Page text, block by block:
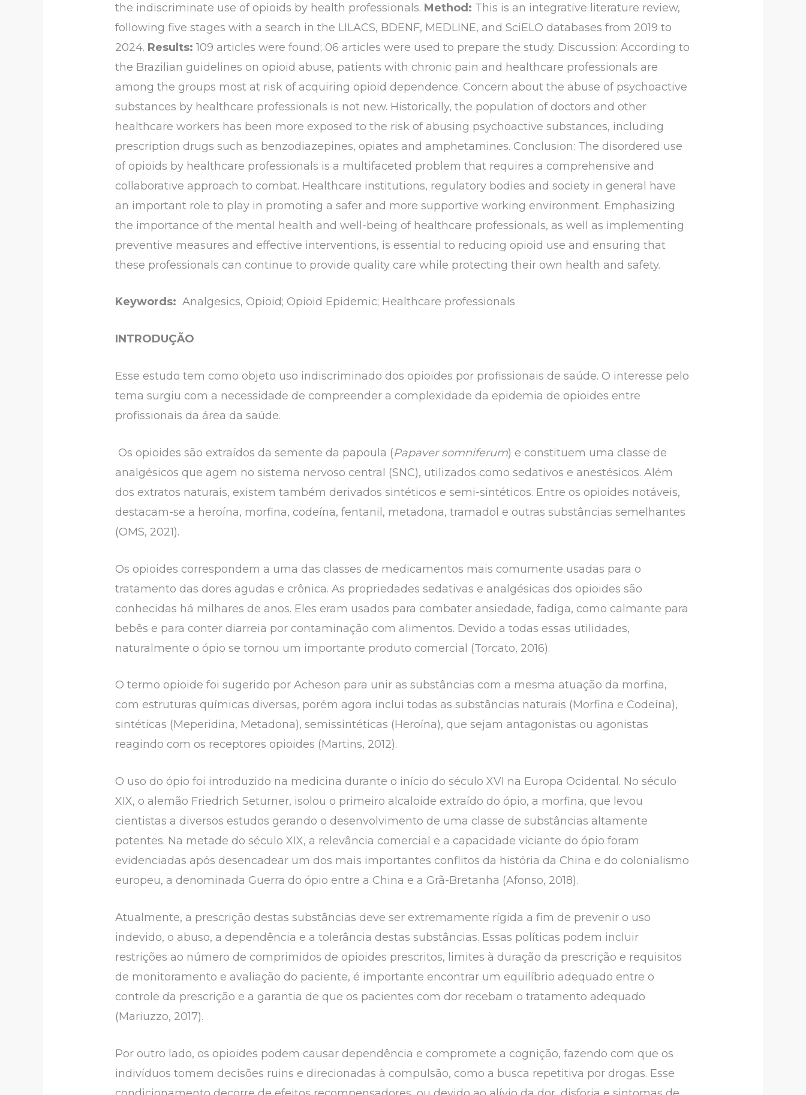
the indiscriminate use of opioids by health professionals. Method: This is an integrative literature review,
following five stages with a search in the LILACS, BDENF, MEDLINE, and SciELO databases from 2019 to
2024. Results: 109 articles were found; 06 articles were used to prepare the study. Discussion: According to
the Brazilian guidelines on opioid abuse, patients with chronic pain and healthcare professionals are
among the groups most at risk of acquiring opioid dependence. Concern about the abuse of psychoactive
substances by healthcare professionals is not new. Historically, the population of doctors and other
healthcare workers has been more exposed to the risk of abusing psychoactive substances, including
prescription drugs such as benzodiazepines, opiates and amphetamines. Conclusion: The disordered use
of opioids by healthcare professionals is a multifaceted problem that requires a comprehensive and
collaborative approach to combat. Healthcare institutions, regulatory bodies and society in general have
an important role to play in promoting a safer and more supportive working environment. Emphasizing
the importance of the mental health and well-being of healthcare professionals, as well as implementing
preventive measures and effective interventions, is essential to reducing opioid use and ensuring that
these professionals can continue to provide quality care while protecting their own health and safety.
Keywords: Analgesics, Opioid; Opioid Epidemic; Healthcare professionals
INTRODUÇÃO
Esse estudo tem como objeto uso indiscriminado dos opioides por profissionais de saúde. O interesse pelo
tema surgiu com a necessidade de compreender a complexidade da epidemia de opioides entre
profissionais da área da saúde.
Os opioides são extraídos da semente da papoula (Papaver somniferum) e constituem uma classe de
analgésicos que agem no sistema nervoso central (SNC), utilizados como sedativos e anestésicos. Além
dos extratos naturais, existem também derivados sintéticos e semi-sintéticos. Entre os opioides notáveis,
destacam-se a heroína, morfina, codeína, fentanil, metadona, tramadol e outras substâncias semelhantes
(OMS, 2021).
Os opioides correspondem a uma das classes de medicamentos mais comumente usadas para o
tratamento das dores agudas e crônica. As propriedades sedativas e analgésicas dos opioides são
conhecidas há milhares de anos. Eles eram usados para combater ansiedade, fadiga, como calmante para
bebês e para conter diarreia por contaminação com alimentos. Devido a todas essas utilidades,
naturalmente o ópio se tornou um importante produto comercial (Torcato, 2016).
O termo opioide foi sugerido por Acheson para unir as substâncias com a mesma atuação da morfina,
com estruturas químicas diversas, porém agora inclui todas as substâncias naturais (Morfina e Codeína),
sintéticas (Meperidina, Metadona), semissintéticas (Heroína), que sejam antagonistas ou agonistas
reagindo com os receptores opioides (Martins, 2012).
O uso do ópio foi introduzido na medicina durante o início do século XVI na Europa Ocidental. No século
XIX, o alemão Friedrich Seturner, isolou o primeiro alcaloide extraído do ópio, a morfina, que levou
cientistas a diversos estudos gerando o desenvolvimento de uma classe de substâncias altamente
potentes. Na metade do século XIX, a relevância comercial e a capacidade viciante do ópio foram
evidenciadas após desencadear um dos mais importantes conflitos da história da China e do colonialismo
europeu, a denominada Guerra do ópio entre a China e a Grã-Bretanha (Afonso, 2018).
Atualmente, a prescrição destas substâncias deve ser extremamente rígida a fim de prevenir o uso
indevido, o abuso, a dependência e a tolerância destas substâncias. Essas políticas podem incluir
restrições ao número de comprimidos de opioides prescritos, limites à duração da prescrição e requisitos
de monitoramento e avaliação do paciente, é importante encontrar um equilíbrio adequado entre o
controle da prescrição e a garantia de que os pacientes com dor recebam o tratamento adequado
(Mariuzzo, 2017).
Por outro lado, os opioides podem causar dependência e compromete a cognição, fazendo com que os
indivíduos tomem decisões ruins e direcionadas à compulsão, como a busca repetitiva por drogas. Esse